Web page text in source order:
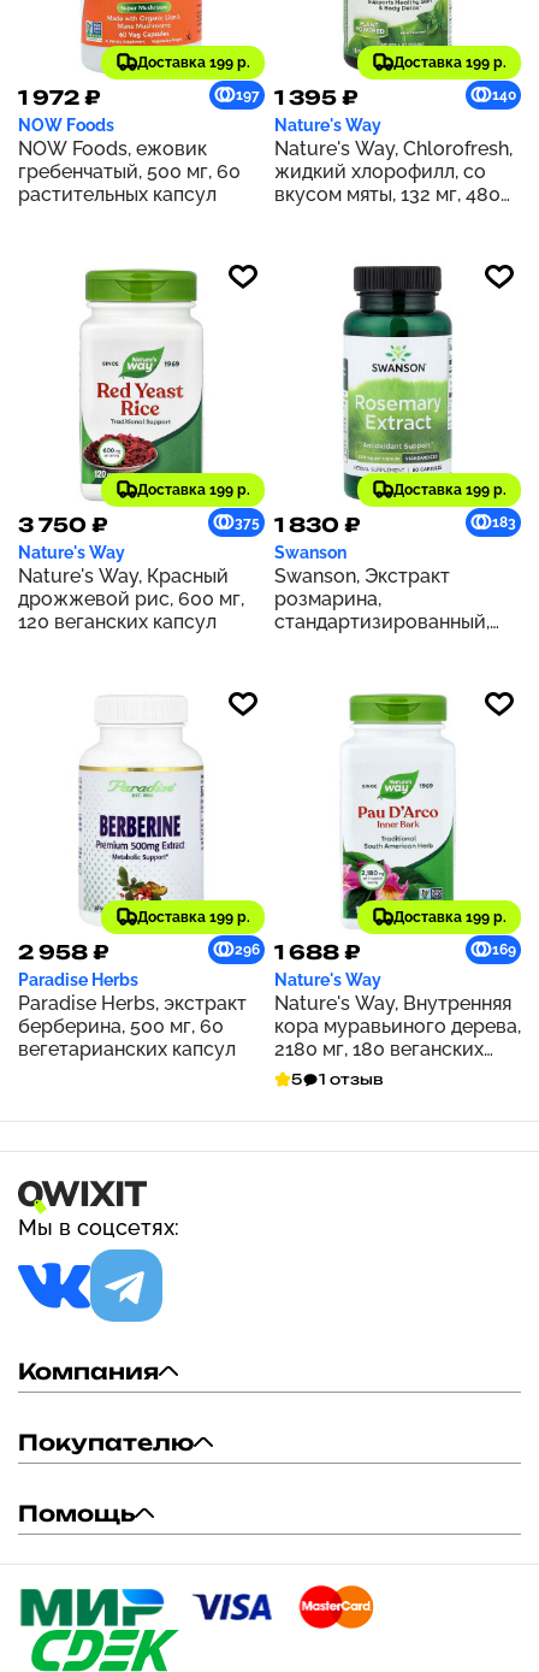
Доставка 199 р.
1 972 ₽ 197
NOW Foods
NOW Foods, ежовик
гребенчатый, 500 мг, 60
растительных капсул
Доставка 199 р.
1 395 ₽ 140
Nature's Way
Nature's Way, Chlorofresh,
жидкий хлорофилл, со
вкусом мяты, 132 мг, 480
Доставка 199 р.
3 750 ₽ 375
Nature's Way
Nature's Way, Красный
дрожжевой рис, 600 мг,
120 веганских капсул
Доставка 199 р.
1 830 ₽ 183
Swanson
Swanson, Экстракт
розмарина,
стандартизированный,
Доставка 199 р.
2 958 ₽ 296
Paradise Herbs
Paradise Herbs, экстракт
берберина, 500 мг, 60
вегетарианских капсул
Доставка 199 р.
1 688 ₽ 169
Nature's Way
Nature's Way, Внутренняя
кора муравьиного дерева,
2180 мг, 180 веганских
капсул (545 мг на капсулу)
5 1 отзыв
Мы в соцсетях:
Компания
Покупателю
Помощь